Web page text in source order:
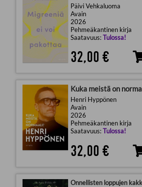
Päivi Vehkaluoma
Avain
2026
Pehmeäkantinen kirja
Saatavuus:Tulossa!
32,00 €
Kuka meistä on
Henri Hyppönen
Avain
2026
Pehmeäkantinen kirja
Saatavuus:Tulossa!
32,00 €
Onnellisten loppujen